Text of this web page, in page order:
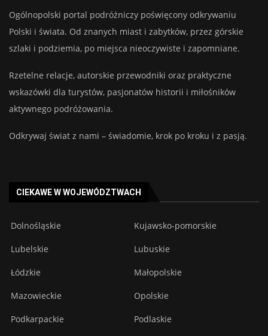
Ogólnopolski portal podróżniczy poświęcony odkrywaniu
Polski i świata. Od znanych miast i zabytków, przez górskie
szlaki i podziemia, po miejsca nieoczywiste i zapomniane.
Rzetelne relacje, autorskie przewodniki oraz praktyczne
wskazówki dla turystów, pasjonatów historii i miłośników
aktywnego podróżowania.
Odkrywaj świat z nami – świadomie, krok po kroku i z pasją.
CIEKAWE W WOJEWÓDZTWACH
Dolnośląskie Kujawsko-pomorskie
Lubelskie Lubuskie
Łódzkie Małopolskie
Mazowieckie Opolskie
Podkarpackie Podlaskie